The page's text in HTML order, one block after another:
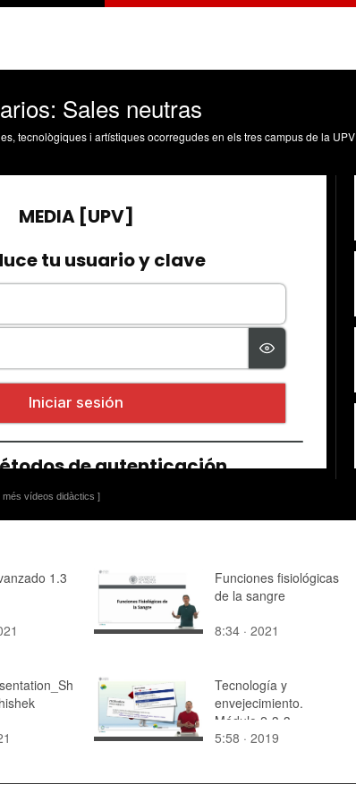
Sales neutras
tecnològiques i artístiques ocorregudes en els tres campus de la UPV
més vídeos didàctics ]
1.3
Funciones fisiológicas
de la sangre
8:34 · 2021
Tecnología y
envejecimiento.
Módulo 2-3-3
Motivación
5:58 · 2019